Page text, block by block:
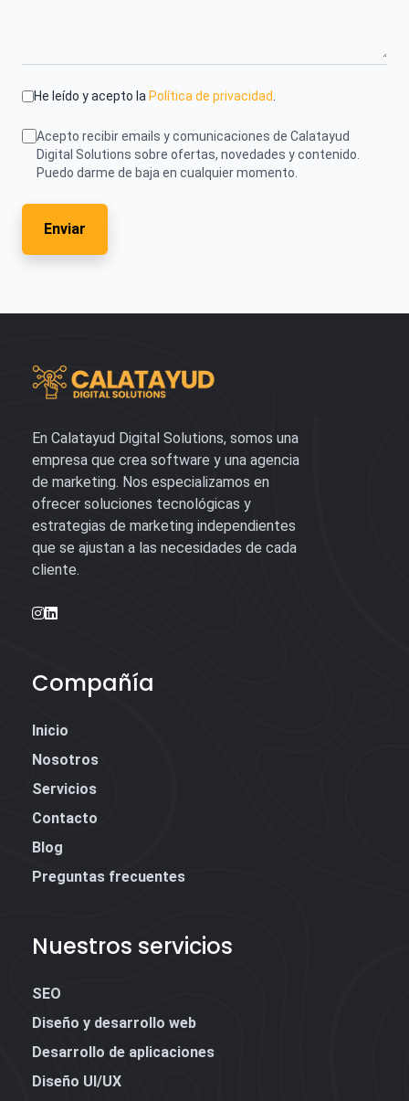
He leído y acepto la Política de privacidad
Acepto recibir emails y comunicaciones de Calatayud
Digital Solutions sobre ofertas, novedades y contenido.
Puedo darme de baja en cualquier momento.
Enviar
En Calatayud Digital Solutions, somos una
empresa que crea software y una agencia
de marketing. Nos especializamos en
ofrecer soluciones tecnológicas y
estrategias de marketing independientes
que se ajustan a las necesidades de cada
cliente.
Compañía
Inicio
Nosotros
Servicios
Contacto
Blog
Preguntas frecuentes
Nuestros servicios
SEO
Diseño y desarrollo web
Desarrollo de aplicaciones
Diseño UI/UX